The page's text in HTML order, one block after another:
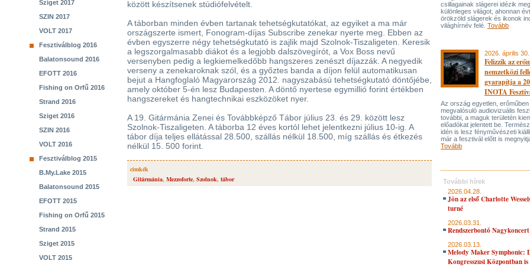
Sziget 2017
SZIN 2017
VOLT 2017
Fesztiválblog 2016
Balatonsound 2016
EFOTT 2016
Fishing on Orfű 2016
Strand 2016
Sziget 2016
SZIN 2016
VOLT 2016
Fesztiválblog 2015
B.My.Lake 2015
Balatonsound 2015
EFOTT 2015
Fishing on Orfű 2015
Strand 2015
Sziget 2015
VOLT 2015
között készítsenek stúdiófelvételt.
A táborban minden évben tartanak tehetségkutatókat, az egyiket a ma már
országszerte ismert, Fonogram-díjas Subscribe zenekar nyerte meg. Ebben az
évben egyszerre négy tehetségkutató is zajlik majd Szolnok-Tiszaligeten. Keresik
a legszorgalmasabb diákot és a legjobb dalszövegírót, a Vox Boss nevű
versenyben pedig a legkiemelkedőbb hangszeres zenészt díjazzák. A negyedik
verseny a zenekaroknak szól, és a győztes banda a díjon felül automatikusan
bejut a Hangfoglaló Magyarország 2012. nagyszabású tehetségkutató döntőjébe,
amely október 5-én lesz Budapesten. A döntő nyertese egymillió forint értékben
hangszereket és hangtechnikai eszközöket nyer.
A 19. Gitármánia Zenei és Továbbképző Tábor július 23. és 29. között lesz
Szolnok-Tiszaligeten. A táborba 12 éves kortól lehet jelentkezni július 10-ig. A
tábor díja teljes ellátással 28.500, szállás nélkül 18.500, míg szállás és étkezés
nélkül 15. 500 forint.
cimkék
Gitármánia, Mezzoforte, Szolnok, tábor
csillagainak slágerei idézik
különleges világot, ahonnan
örökzöld slágerek és ikonok
világhírnév felé. Tovább
2026. április 30.
Felizzik az
nemzetközi
gyarapítja a
INOTA
Az ország egyetlen, erőműben
megvalósuló audiovizuális
további, a maguk területén
előadókat jelentett be.
idén is lesz fényművészeti
már a fesztivál előtt is
Tovább
További hírek
2026.04.28.
Jön az első Charlotte
turné
2026.03.31.
Rendszerbontó Nagykoncert
2026.03.13.
Melody Maker Symphonic:
Kongresszusi Központban is